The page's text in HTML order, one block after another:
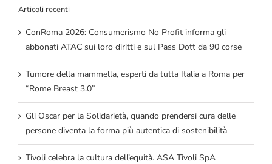
Articoli recenti
ConRoma 2026: Consumerismo No Profit informa gli
abbonati ATAC sui loro diritti e sul Pass Dott da 90 corse
Tumore della mammella, esperti da tutta Italia a Roma per
“Rome Breast 3.0”
Gli Oscar per la Solidarietà, quando prendersi cura delle
persone diventa la forma più autentica di sostenibilità
Tivoli celebra la cultura dell’equità. ASA Tivoli SpA